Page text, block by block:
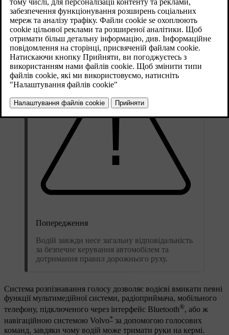
Оновлено 08.06.2023
Голосові команди дозволяють водієві зосередитися на водінні і
не відволікатися від ситуації на дорозі та дорожньому русі.
Попередження
Водій завжди несе загальну відповідальність
за безпечне керування автомобілем та
дотримання правил дорожнього руху.
Система розпізнавання голосу дозволяє водієві вмикати певні
функції мультимедійної системи, радіоприймача, мобільного
телефону, підключеного через інтерфейс Bluetooth®, або ж
навігаційною системою Volvo* за допомогою голосових
команд, завдяки чому водій може тримати руки на кермі.